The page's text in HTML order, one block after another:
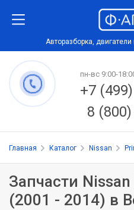
Авторазборка,
пн-вс 9:00-
+7
8
Главная Каталог Nissan
Запчасти
(2001 - 2014) в